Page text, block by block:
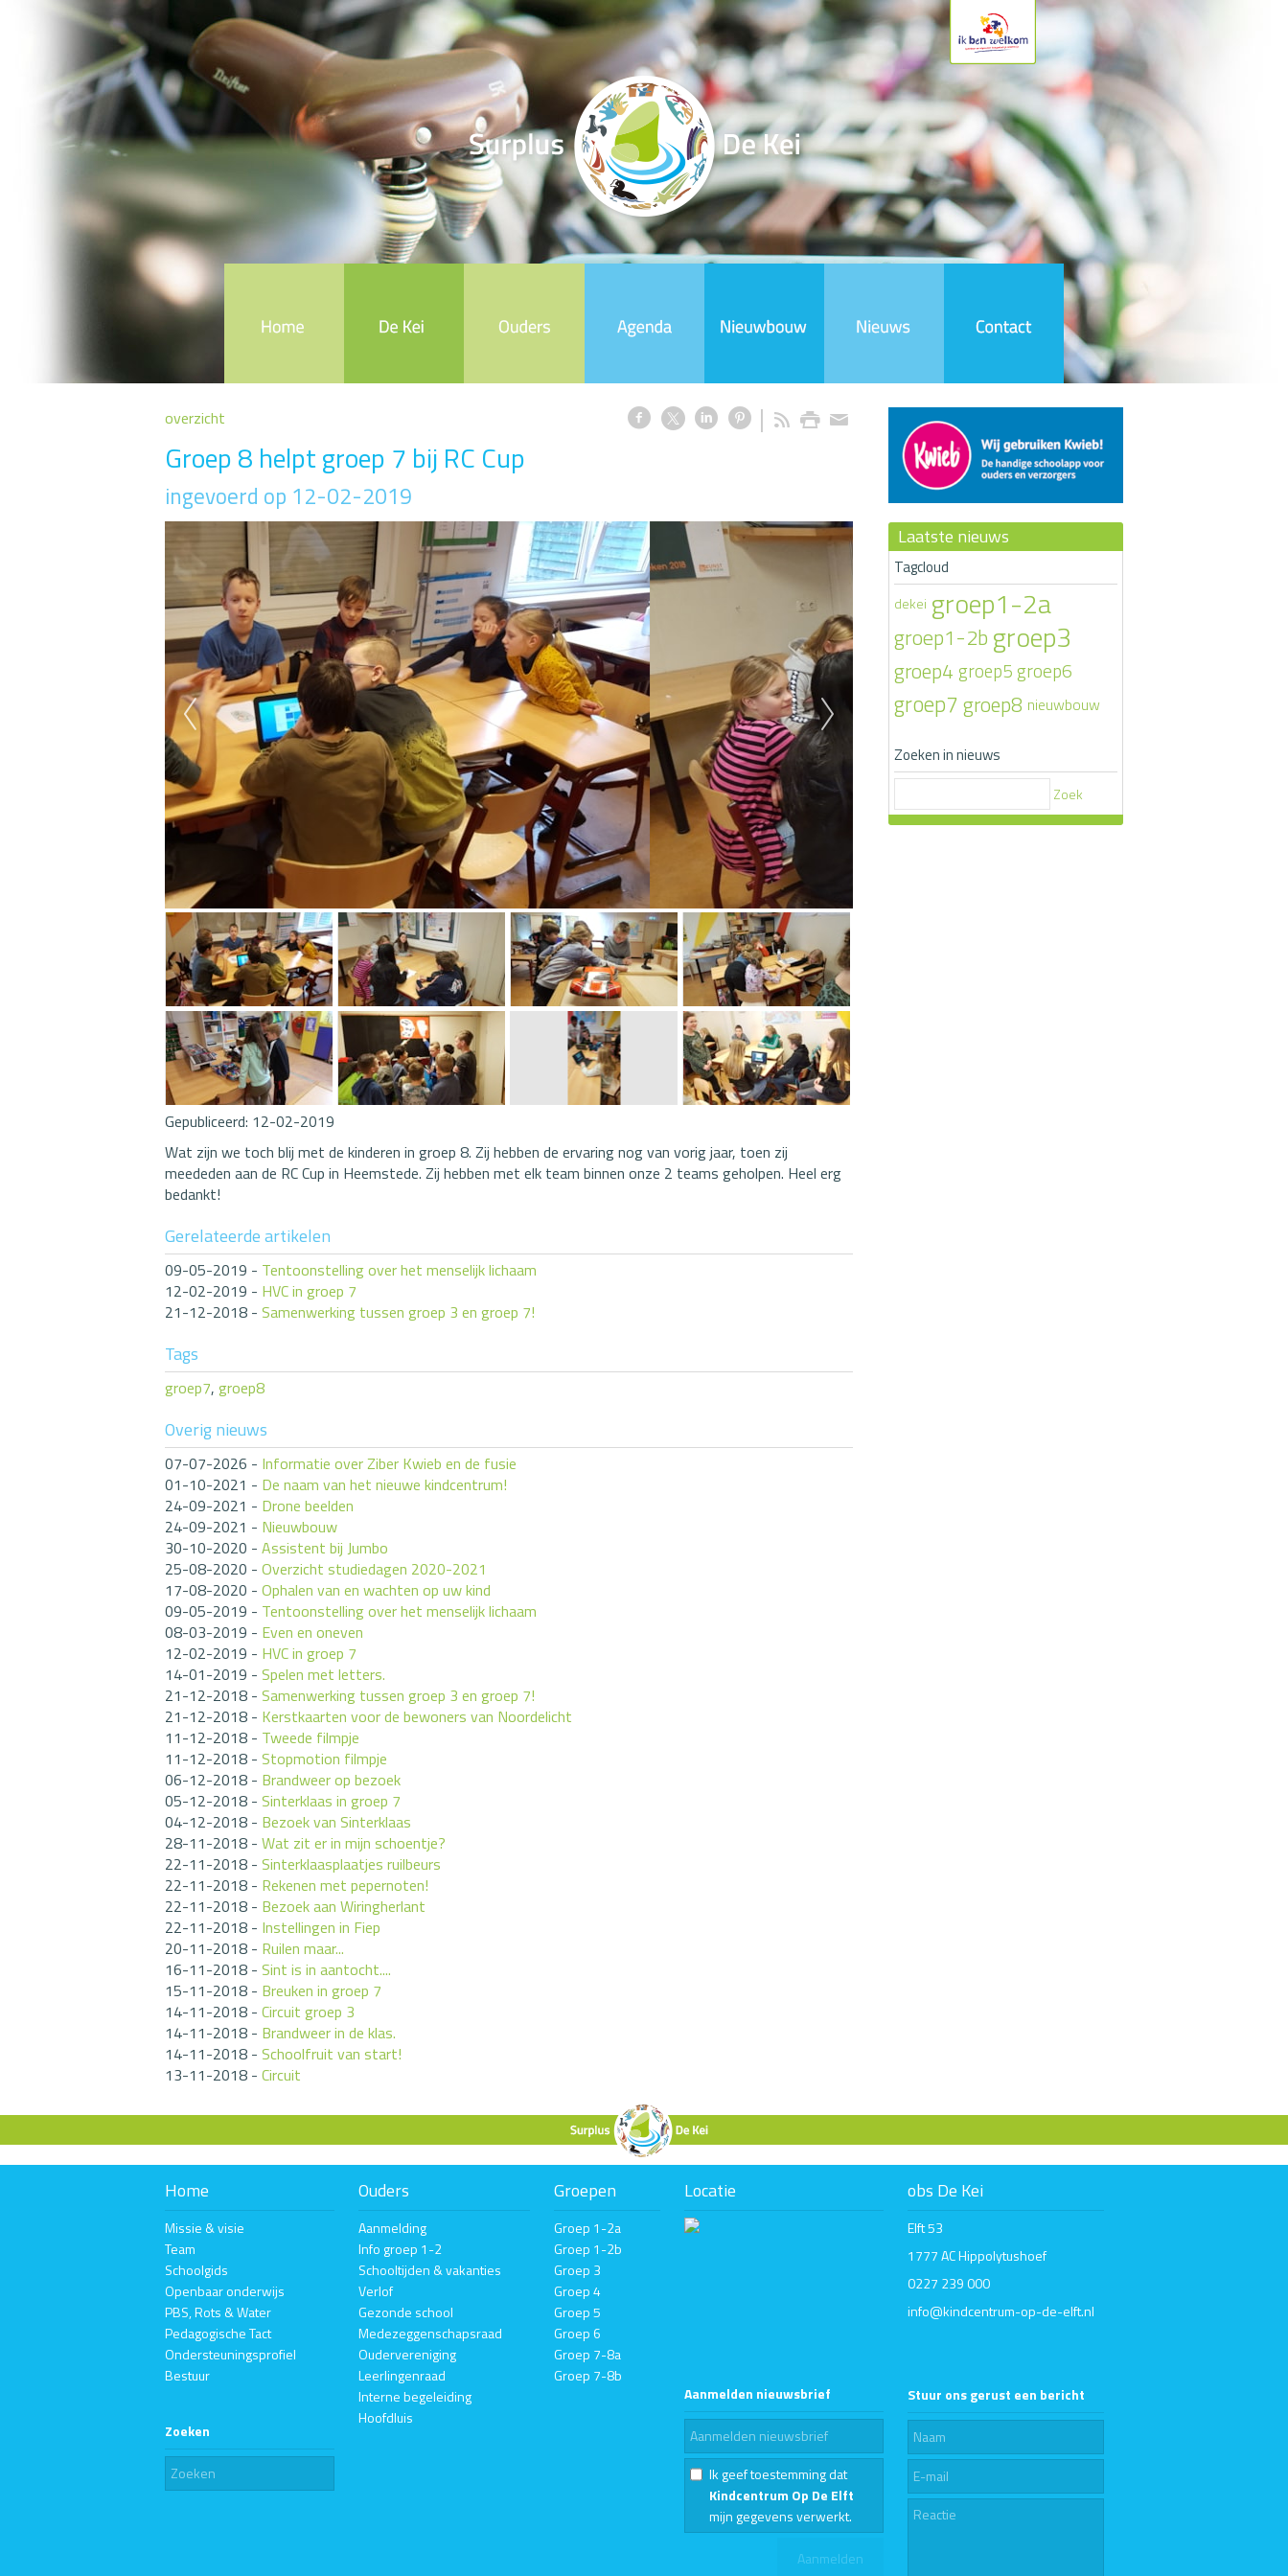
overzicht
Groep 8 helpt groep 7 bij RC Cup
ingevoerd op 12-02-2019
Gepubliceerd: 12-02-2019
Wat zijn we toch blij met de kinderen in groep 8. Zij hebben de ervaring nog van vorig jaar, toen zij
meededen aan de RC Cup in Heemstede. Zij hebben met elk team binnen onze 2 teams geholpen. Heel erg
bedankt!
Gerelateerde artikelen
09-05-2019 - Tentoonstelling over het menselijk lichaam
12-02-2019 - HVC in groep 7
21-12-2018 - Samenwerking tussen groep 3 en groep 7!
Tags
groep7, groep8
Overig nieuws
07-07-2026 - Informatie over Ziber Kwieb en de fusie
01-10-2021 - De naam van het nieuwe kindcentrum!
24-09-2021 - Drone beelden
24-09-2021 - Nieuwbouw
30-10-2020 - Assistent bij Jumbo
25-08-2020 - Overzicht studiedagen 2020-2021
17-08-2020 - Ophalen van en wachten op uw kind
09-05-2019 - Tentoonstelling over het menselijk lichaam
08-03-2019 - Even en oneven
12-02-2019 - HVC in groep 7
14-01-2019 - Spelen met letters.
21-12-2018 - Samenwerking tussen groep 3 en groep 7!
21-12-2018 - Kerstkaarten voor de bewoners van Noordelicht
11-12-2018 - Tweede filmpje
11-12-2018 - Stopmotion filmpje
06-12-2018 - Brandweer op bezoek
05-12-2018 - Sinterklaas in groep 7
04-12-2018 - Bezoek van Sinterklaas
28-11-2018 - Wat zit er in mijn schoentje?
22-11-2018 - Sinterklaasplaatjes ruilbeurs
22-11-2018 - Rekenen met pepernoten!
22-11-2018 - Bezoek aan Wiringherlant
22-11-2018 - Instellingen in Fiep
20-11-2018 - Ruilen maar...
16-11-2018 - Sint is in aantocht....
15-11-2018 - Breuken in groep 7
14-11-2018 - Circuit groep 3
14-11-2018 - Brandweer in de klas.
14-11-2018 - Schoolfruit van start!
13-11-2018 - Circuit
Laatste nieuws
Tagcloud
dekei groep1-2a
groep1-2b groep3
groep4 groep5 groep6
groep7 groep8 nieuwbouw
Zoeken in nieuws
Zoek
Home
Missie & visie
Team
Schoolgids
Openbaar onderwijs
PBS, Rots & Water
Pedagogische Tact
Ondersteuningsprofiel
Bestuur
Zoeken
Ouders
Aanmelding
Info groep 1-2
Schooltijden & vakanties
Verlof
Gezonde school
Medezeggenschapsraad
Oudervereniging
Leerlingenraad
Interne begeleiding
Hoofdluis
Groepen
Groep 1-2a
Groep 1-2b
Groep 3
Groep 4
Groep 5
Groep 6
Groep 7-8a
Groep 7-8b
Locatie
Aanmelden nieuwsbrief
Ik geef toestemming dat
Kindcentrum Op De Elft
mijn gegevens verwerkt.
obs De Kei
Elft 53
1777 AC Hippolytushoef
0227 239 000
info@kindcentrum-op-de-elft.nl
Stuur ons gerust een bericht